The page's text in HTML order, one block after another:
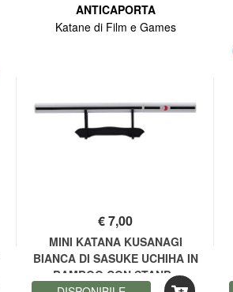
ANTICAPORTA
Katane di Film e Games
€7,00
MINI KATANA KUSANAGI
BIANCA DI SASUKE UCHIHA IN
BAMBOO CON STAND -